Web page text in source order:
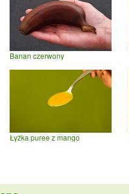
Banan czerwony
Łyżka puree z mango